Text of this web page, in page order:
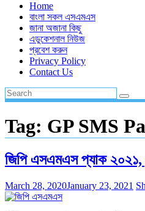
Home
বাংলা সকল এসএমএস
জানা অজানা কিছু
এডুকেশনাল নিউজ
প্রবেশ করুন
Privacy Policy
Contact Us
Tag: GP SMS
জিপি এসএমএস প্যাক
March 28, 2020January 23, 2021